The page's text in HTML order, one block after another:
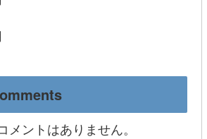
メントはありません。